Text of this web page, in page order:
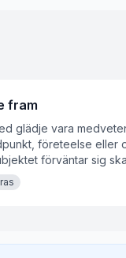
fram
glädje vara
företeelse eller
förväntar sig